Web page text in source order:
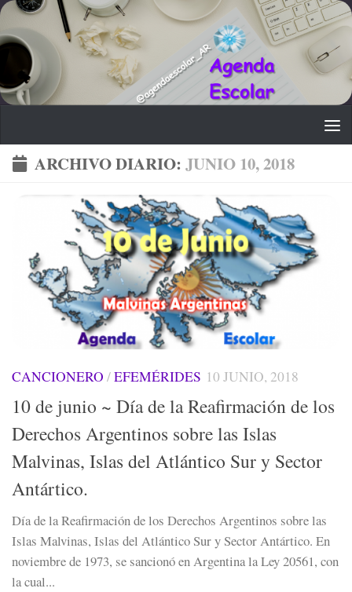
Saltar al contenido
ARCHIVO DIARIO: JUNIO 10, 2018
CANCIONERO /EFEMÉRIDES 10 JUNIO, 2018
10 de junio ~ Día de la Reafirmación de los
Derechos Argentinos sobre las Islas
Malvinas, Islas del Atlántico Sur y Sector
Antártico.
Día de la Reafirmación de los Derechos Argentinos sobre las
Islas Malvinas, Islas del Atlántico Sur y Sector Antártico. En
noviembre de 1973, se sancionó en Argentina la Ley 20561, con
la cual...